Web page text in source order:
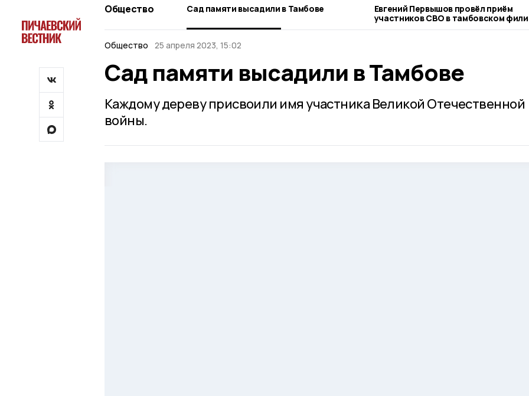
Общество Сад памяти высадили в Тамбове
Евгений Первышов провёл приём
участников СВО в тамбовском
фонда «Защитники Отечества»
Общество
25 апреля 2023, 15:02
Сад памяти высадили в Тамбове
Каждому дереву присвоили имя участника Великой Отечественной
войны.